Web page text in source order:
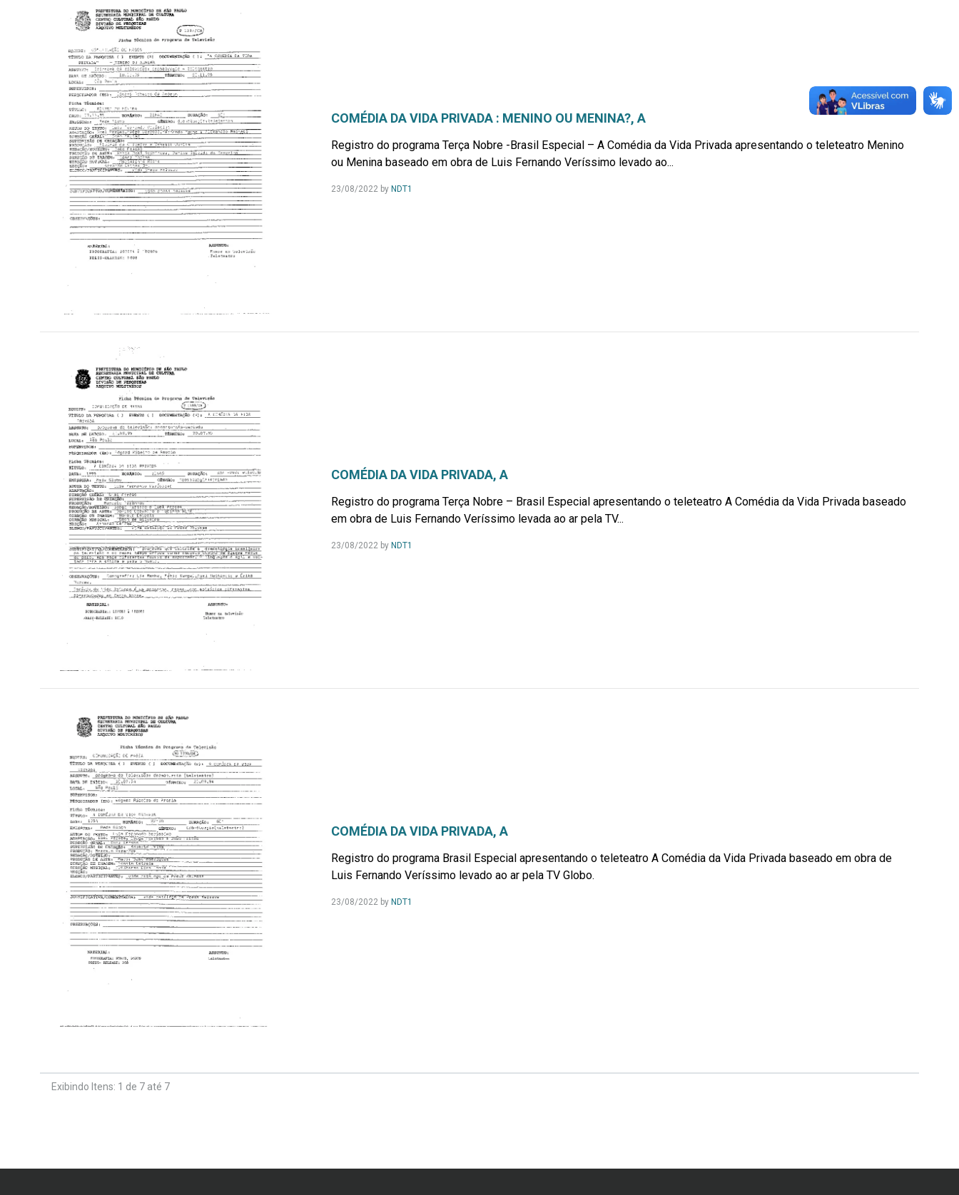
COMÉDIA DA VIDA PRIVADA : MENINO OU MENINA?, A
Registro do programa Terça Nobre -Brasil Especial – A Comédia da Vida Privada apresentando o teleteatro Menino
ou Menina baseado em obra de Luis Fernando Veríssimo levado ao...
23/08/2022by NDT1
COMÉDIA DA VIDA PRIVADA, A
Registro do programa Terça Nobre – Brasil Especial apresentando o teleteatro A Comédia da Vida Privada baseado
em obra de Luis Fernando Veríssimo levada ao ar pela TV...
23/08/2022by NDT1
COMÉDIA DA VIDA PRIVADA, A
Registro do programa Brasil Especial apresentando o teleteatro A Comédia da Vida Privada baseado em obra de
Luis Fernando Veríssimo levado ao ar pela TV Globo.
23/08/2022 by NDT1
Exibindo Itens: 1 de 7 até 7